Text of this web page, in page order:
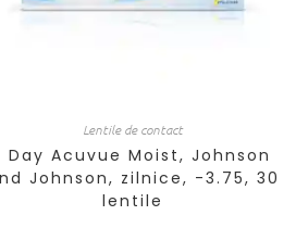
Lentile de contact
Day Acuvue Moist, Johnson
Johnson, zilnice, -3.75, 30
lentile